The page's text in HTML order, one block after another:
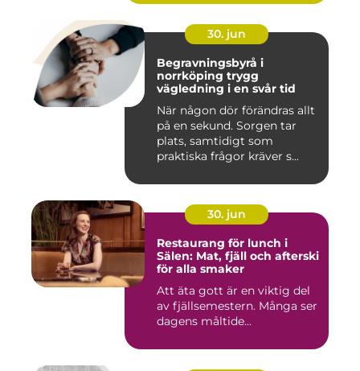
30. jun
Begravningsbyrå i
norrköping trygg
vägledning i en svår tid
När någon dör förändras allt
på en sekund. Sorgen tar
plats, samtidigt som
praktiska frågor kräver s...
30. jun
Restaurang för lunch i
Sälen: Mat, fjäll och afterski
för alla smaker
Att äta gott är en viktig del
av fjällsemestern. Många ser
dagens måltide...